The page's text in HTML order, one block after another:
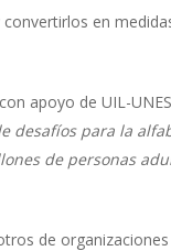
en
apoyo de UIL-
para la
de personas
de